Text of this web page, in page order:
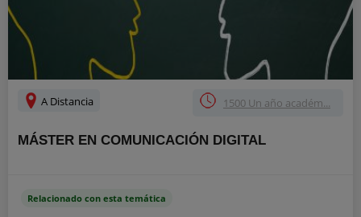
A Distancia 1500 Un año académ...
MÁSTER EN COMUNICACIÓN DIGITAL
Relacionado con esta temática